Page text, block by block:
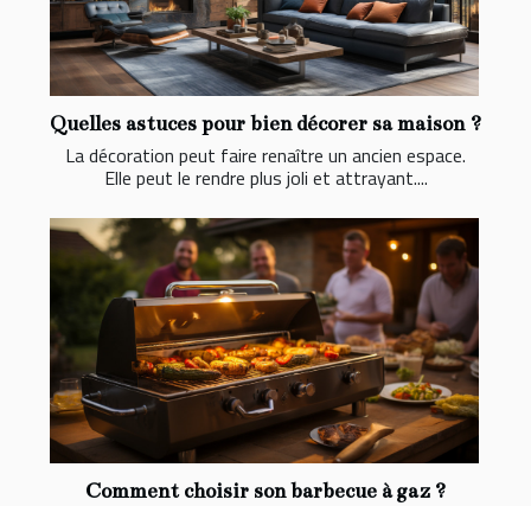
Quelles astuces pour bien décorer sa maison ?
La décoration peut faire renaître un ancien espace.
Elle peut le rendre plus joli et attrayant....
Comment choisir son barbecue à gaz ?